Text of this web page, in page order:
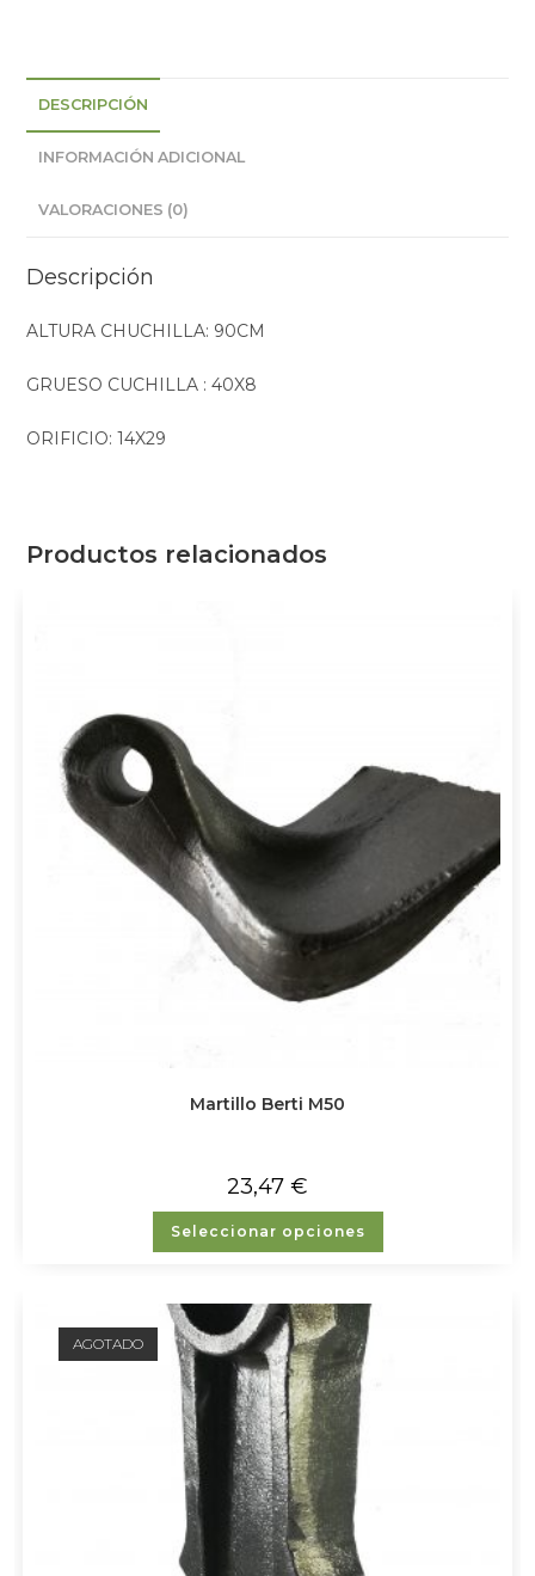
DESCRIPCIÓN
INFORMACIÓN ADICIONAL
VALORACIONES (0)
Descripción
ALTURA CHUCHILLA: 90CM
GRUESO CUCHILLA : 40X8
ORIFICIO: 14X29
Productos relacionados
Martillo Berti M50
23,47 €
Seleccionar opciones
AGOTADO